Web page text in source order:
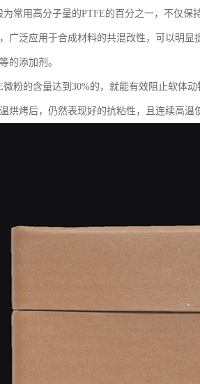
为常用高分子量的PTFE的百分之一，不仅
广泛应用于合成材料的共混改性，可以明
的添加剂。
微粉的含量达到30%的，就能有效阻止软体
烘烤后，仍然表现好的抗粘性，且连续高温